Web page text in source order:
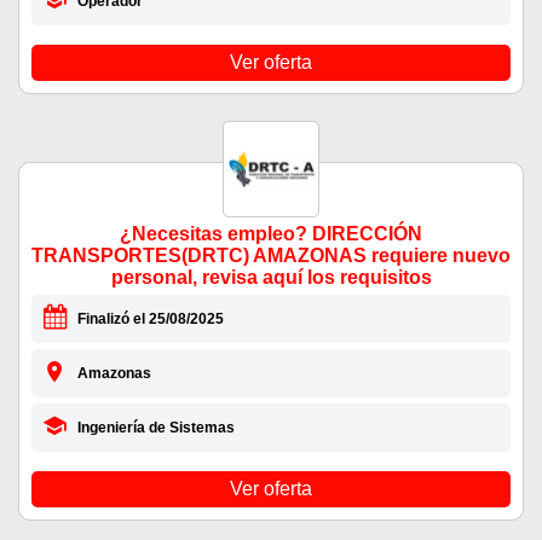
Ver oferta
¿Necesitas empleo? DIRECCIÓN
TRANSPORTES(DRTC) AMAZONAS requiere nuevo
personal, revisa aquí los requisitos
Finalizó el 25/08/2025
Amazonas
Ingeniería de Sistemas
Ver oferta